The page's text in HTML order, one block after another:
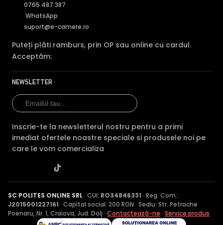
0765 487 387
WhatsApp
suport@e-camere.ro
Puteți plăti ramburs, prin OP sau online cu cardul.
Acceptăm:
NEWSLETTER
Inscrie-te la newsletterul nostru pentru a primi
imediat ofertele noastre speciale si produsele noi pe
care le vom comercializa
SC POLITES ONLINE SRL· CUI: RO34846331 · Reg. Com.:
J2015001227161 · Capital social: 200 RON · Sediu: Str. Petrache
Poenaru, Nr. 1, Craiova, Jud. Dolj · Contactează-ne · Service produs